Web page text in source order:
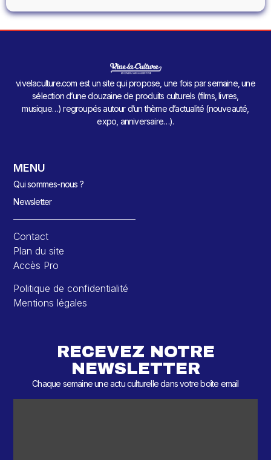
vivelaculture.com est un site qui propose, une fois par semaine, une
sélection d’une douzaine de produits culturels (films, livres,
musique…) regroupés autour d’un thème d’actualité (nouveauté,
expo, anniversaire…).
MENU
Qui sommes-nous ?
Newsletter
Contact
Plan du site
Accès Pro
Politique de confidentialité
Mentions légales
RECEVEZ NOTRE
NEWSLETTER
Chaque semaine une actu culturelle dans votre boîte email